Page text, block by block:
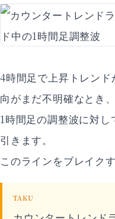
4時間足で上昇トレン
向がまだ不明確なとき、
1時間足の調整波に対
引きます。
このラインをブレイク
TAKU